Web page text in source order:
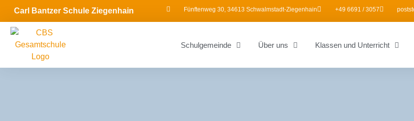
Carl Bantzer Schule Ziegenhain Fünftenweg 30, 34613 Schwalmstadt-Ziegenhain +49 6691 / 3057
Schulgemeinde Über uns Klassen und Unterricht